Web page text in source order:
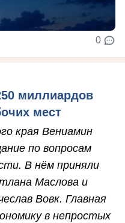
0
миллиардов
мест
края Вениамин
по вопросам
В нём приняли
Маслова и
Вовк. Главная
в непростых